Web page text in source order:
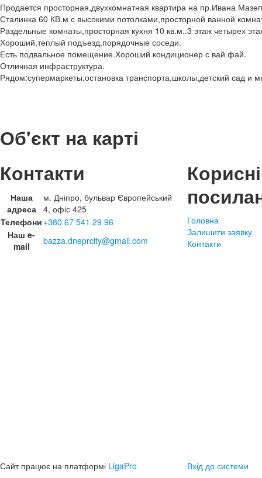
Продается просторная,двухкомнатная квартира на пр.Ивана
Сталинка 60 КВ.м с высокими потолками,просторной ванной
Раздельные комнаты,просторная кухня 10 кв.м..3 этаж четырех
Хороший,теплый подъезд,порядочные соседи.
Есть подвальное помещение.Хороший кондиционер с вай фай.
Отличная инфраструктура.
Рядом:супермаркеты,остановка транспорта,школы,детский сад и
Об'єкт на карті
Контакти
Наша
адреса
м. Дніпро, бульвар Європейський
4, офіс 425
Телефони +380 67 541 29 96
Наш e-
mail
bazza.dneprcity@gmail.com
Корисні
Головна
Залишити заявку
Контакти
Сайт працює на платформі LigaPro Вхід до системи